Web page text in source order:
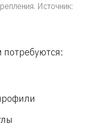
Источник: